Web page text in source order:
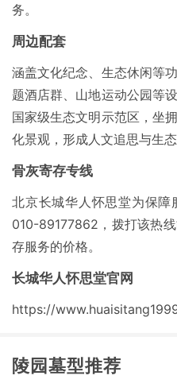
务。
周边配套
涵盖文化纪念、生态休闲等
题酒店群、山地运动公园等
国家级生态文明示范区，坐
化景观，形成人文追思与生
骨灰寄存专线
北京长城华人怀思堂为保
010-89177862，拨打该热
存服务的价格。
长城华人怀思堂官网
https://
陵园墓型推荐